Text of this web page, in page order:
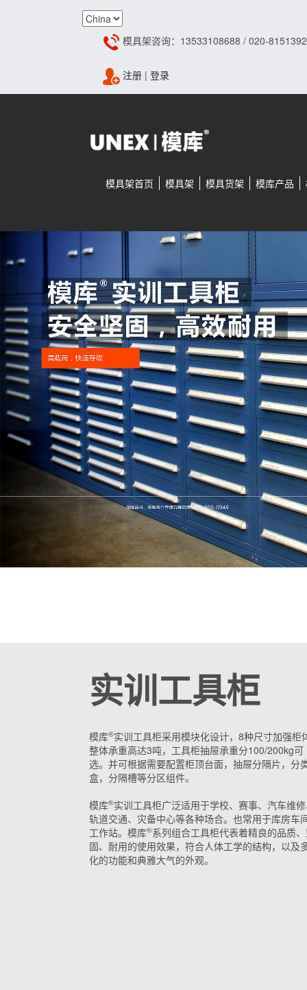
模具架咨询：13533108688 / 020-
注册 | 登录
模具架首页 模具架 模具货架 模库产品
实训工具柜
模库®实训工具柜采用模块化设计，8种尺寸加强柜
整体承重高达3吨，工具柜抽屉承重分100/200kg可
选。并可根据需要配置柜顶台面，抽屉分隔片，分
盒，分隔槽等分区组件。
模库®实训工具柜广泛适用于学校、赛事、汽车维
轨道交通、灾备中心等各种场合。也常用于库房车
工作站。模库®系列组合工具柜代表着精良的品质
固、耐用的使用效果，符合人体工学的结构，以及
化的功能和典雅大气的外观。